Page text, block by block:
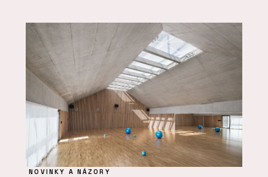
NOVINKY A NÁZORY